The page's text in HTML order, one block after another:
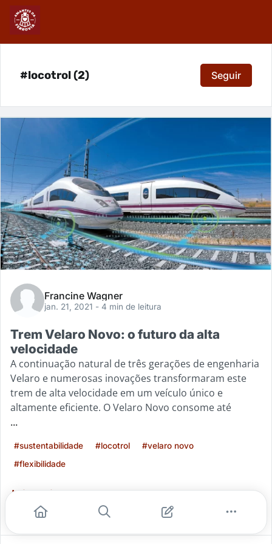
#locotrol (2) Seguir
Francine Wagner
jan. 21, 2021 - 4 min de leitura
Trem Velaro Novo: o futuro da alta
velocidade
A continuação natural de três gerações de engenharia
Velaro e numerosas inovações transformaram este
trem de alta velocidade em um veículo único e
altamente eficiente. O Velaro Novo consome até
...
#sustentabilidade #locotrol
#velaro novo
#flexibilidade
Leia mais